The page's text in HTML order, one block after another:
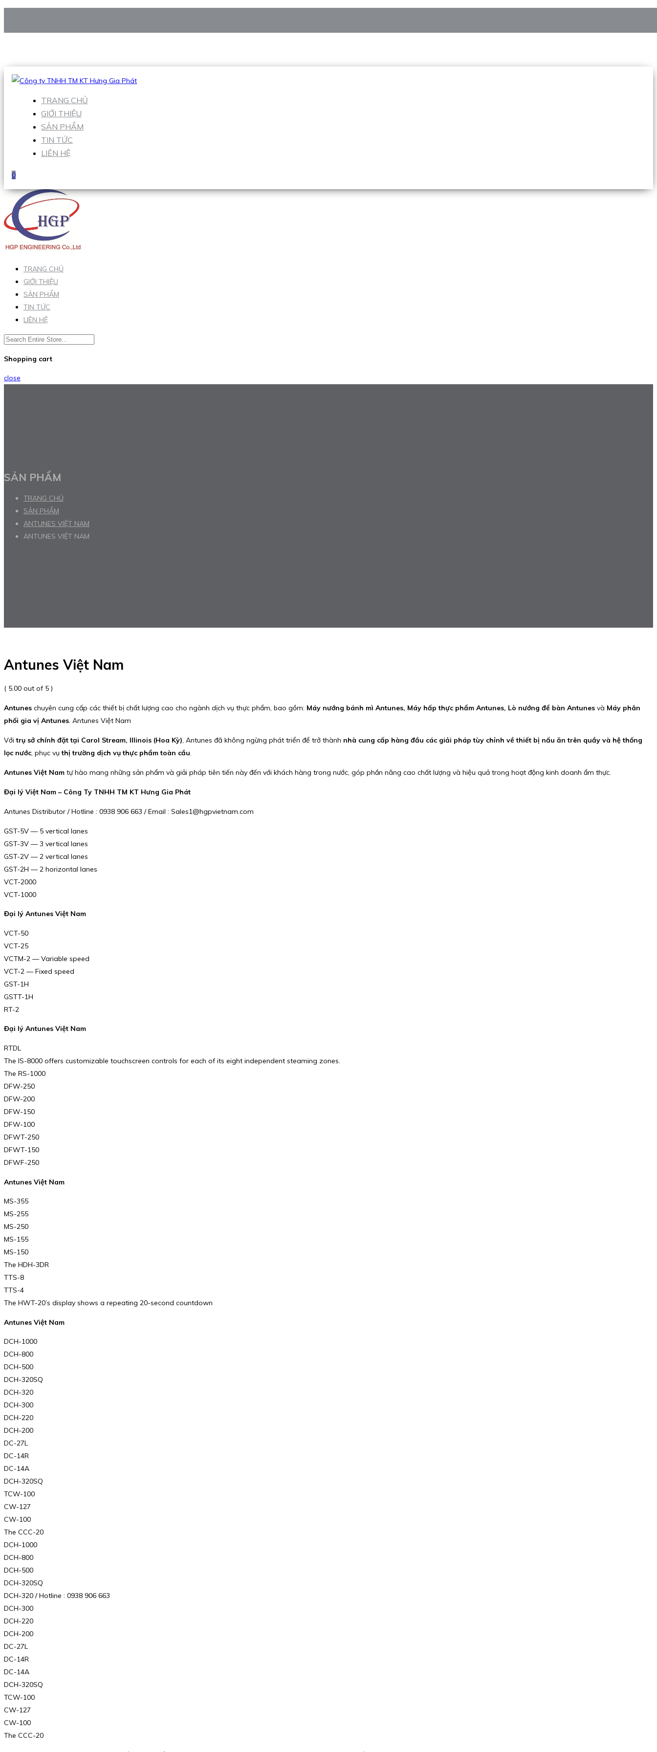
Hotline:0938 906 663
TRANG CHỦ
GIỚI THIỆU
SẢN PHẨM
TIN TỨC
LIÊN HỆ
0
TRANG CHỦ
GIỚI THIỆU
SẢN PHẨM
TIN TỨC
LIÊN HỆ
Shopping cart
close
SẢN PHẨM
TRANG CHỦ
SẢN PHẨM
ANTUNES VIỆT NAM
ANTUNES VIỆT NAM
Antunes Việt Nam
( 5.00 out of 5 )
Antunes chuyên cung cấp các thiết bị chất lượng cao cho ngành dịch vụ thực phẩm, bao gồm: Máy nướng bánh mì Antunes, Máy hấp thực phẩm Antunes, Lò nướng để bàn Antunes và Máy phân
phối gia vị Antunes . Antunes Việt Nam
Vớitrụ sở chính đặt tại Carol Stream, Illinois (Hoa Kỳ) , Antunes đã không ngừng phát triển để trở thành nhà cung cấp hàng đầu các giải pháp tùy chỉnh về thiết bị nấu ăn trên quầy và hệ thống
lọc nước , phục vụthị trường dịch vụ thực phẩm toàn cầu
Antunes Việt Nam tự hào mang những sản phẩm và giải pháp tiên tiến này đến với khách hàng trong nước, góp phần nâng cao chất lượng và hiệu quả trong hoạt động kinh doanh ẩm thực.
Đại lý Việt Nam – Công Ty TNHH TM KT Hưng Gia Phát
Antunes Distributor / Hotline : 0938 906 663 / Email : Sales1@hgpvietnam.com
GST-5V — 5 vertical lanes
GST-3V — 3 vertical lanes
GST-2V — 2 vertical lanes
GST-2H — 2 horizontal lanes
VCT-2000
VCT-1000
Đại lý Antunes Việt Nam
VCT-50
VCT-25
VCTM-2 — Variable speed
VCT-2 — Fixed speed
GST-1H
GSTT-1H
RT-2
Đại lý Antunes Việt Nam
RTDL
The IS-8000 offers customizable touchscreen controls for each of its eight independent steaming zones.
The RS-1000
DFW-250
DFW-200
DFW-150
DFW-100
DFWT-250
DFWT-150
DFWF-250
Antunes Việt Nam
MS-355
MS-255
MS-250
MS-155
MS-150
The HDH-3DR
TTS-8
TTS-4
The HWT-20’s display shows a repeating 20-second countdown
Antunes Việt Nam
DCH-1000
DCH-800
DCH-500
DCH-320SQ
DCH-320
DCH-300
DCH-220
DCH-200
DC-27L
DC-14R
DC-14A
DCH-320SQ
TCW-100
CW-127
CW-100
The CCC-20
DCH-1000
DCH-800
DCH-500
DCH-320SQ
DCH-320 / Hotline : 0938 906 663
DCH-300
DCH-220
DCH-200
DC-27L
DC-14R
DC-14A
DCH-320SQ
TCW-100
CW-127
CW-100
The CCC-20